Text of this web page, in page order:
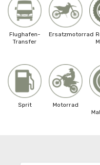
Flughafen-
Transfer
Ersatzmotorrad
Sprit Motorrad